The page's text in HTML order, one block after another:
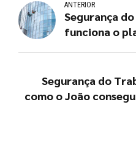
ANTERIOR
Segurança
funciona o
Segurança do
como o João